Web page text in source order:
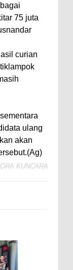
75 juta
curian
ulang
akan
KUNCARA